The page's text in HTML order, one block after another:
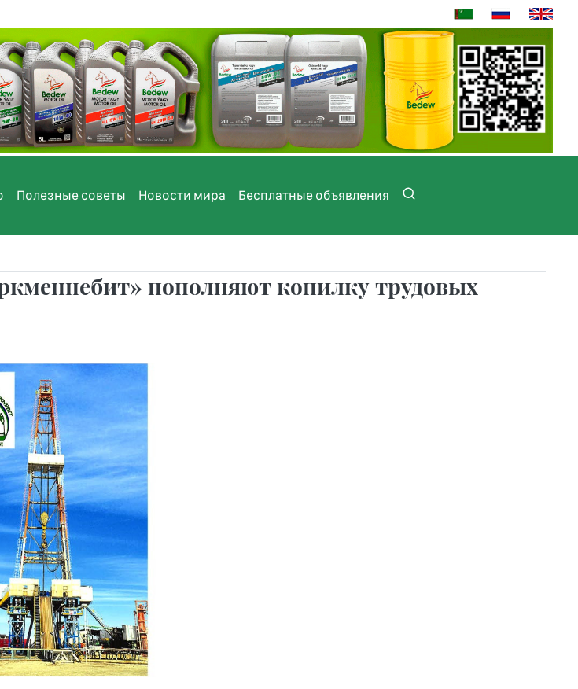
Полезные советы Новости мира Бесплатные объявления
пополняют копилку трудовых